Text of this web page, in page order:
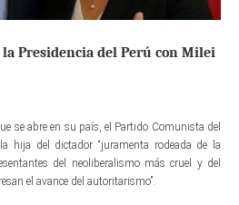
Presidencia del Perú con Milei
se abre en su país, el Partido Comunista del
hija del dictador “juramenta rodeada de la
del neoliberalismo más cruel y del
el avance del autoritarismo”.